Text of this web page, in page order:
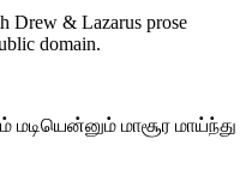
Drew & Lazarus prose
domain.
மடியென்னும் மாசூர மாய்ந்து